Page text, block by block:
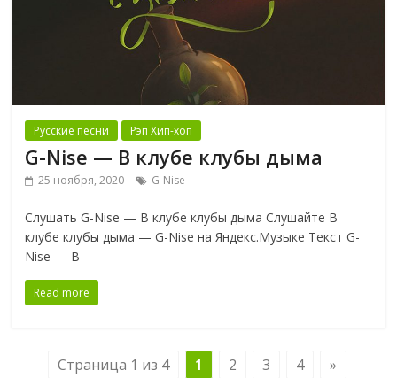
Русские песни Рэп Хип-хоп
G-Nise — В клубе клубы дыма
25 ноября, 2020 G-Nise
Слушать G-Nise — В клубе клубы дыма Слушайте В
клубе клубы дыма — G-Nise на Яндекс.Музыке Текст G-
Nise — В
Read more
Страница 1 из 4 1 2 3 4 »